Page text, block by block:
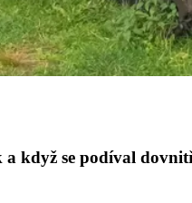
když se podíval